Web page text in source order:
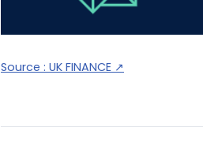
Source : UK FINANCE ↗